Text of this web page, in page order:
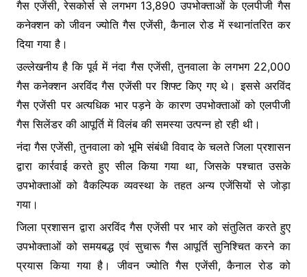
o
o
k
p n
er
गैस एजेंसी, रेसकोर्स से लगभग 13,890 उपभोक्ताओं के एलपीजी गैस
कनेक्शन को जीवन ज्योति गैस एजेंसी, कैनाल रोड में स्थानांतरित कर
दिया गया है।
उल्लेखनीय है कि पूर्व में नंदा गैस एजेंसी, तुनवाला के लगभग 22,000
गैस कनेक्शन अरविंद गैस एजेंसी पर शिफ्ट किए गए थे। इससे अरविंद
गैस एजेंसी पर अत्यधिक भार पड़ने के कारण उपभोक्ताओं को एलपीजी
गैस सिलेंडर की आपूर्ति में विलंब की समस्या उत्पन्न हो रही थी।
नंदा गैस एजेंसी, तुनवाला को भूमि संबंधी विवाद के चलते जिला प्रशासन
द्वारा कार्रवाई करते हुए सील किया गया था, जिसके पश्चात उसके
उपभोक्ताओं को वैकल्पिक व्यवस्था के तहत अन्य एजेंसियों से जोड़ा
गया।
जिला प्रशासन द्वारा अरविंद गैस एजेंसी पर भार को संतुलित करते हुए
उपभोक्ताओं को समयबद्ध एवं सुचारू गैस आपूर्ति सुनिश्चित करने का
प्रयास किया गया है। जीवन ज्योति गैस एजेंसी, कैनाल रोड को